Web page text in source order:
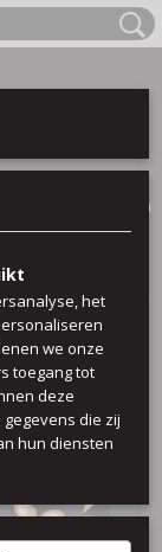
(0)
het
we onze
toegang tot
deze
die zij
hun diensten